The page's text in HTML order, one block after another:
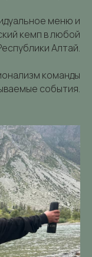
меню и
кемп в любой
Алтай.
команды
события.